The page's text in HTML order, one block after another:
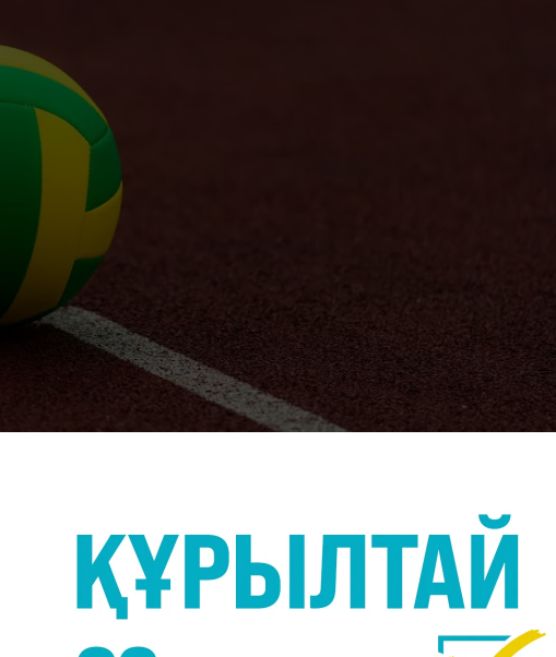
әйелдер арасында AVC Women’s Nations Cup